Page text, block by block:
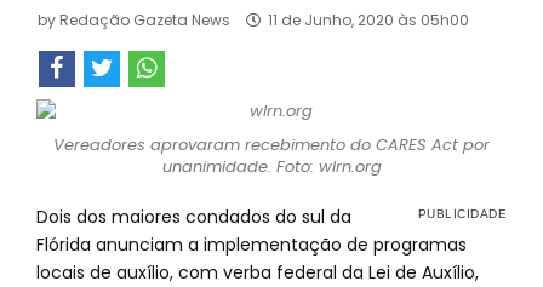
by Redação Gazeta News 11 de Junho, 2020 às 05h00
Vereadores aprovaram recebimento do CARES Act por
unanimidade. Foto: wlrn.org
Dois dos maiores condados do sul da
Flórida anunciam a implementação de programas
locais de auxílio, com verba federal da Lei de Auxílio,